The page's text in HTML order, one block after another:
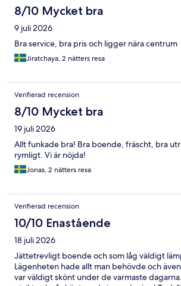
8/10 Mycket bra
9 juli 2026
Bra service, bra pris och ligger nära centrum
Jiratchaya, 2 nätters resa
Verifierad recension
8/10 Mycket bra
19 juli 2026
Allt funkade bra! Bra boende, fräscht, bra
rymligt. Vi är nöjda!
Jonas, 2 nätters resa
Verifierad recension
10/10 Enastående
18 juli 2026
Jättetrevligt boende och som låg väldigt
Lägenheten hade allt man behövde och
var väldigt skönt under de varmaste